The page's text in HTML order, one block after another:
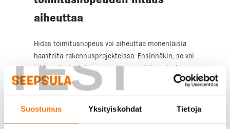
TEST
Suostumus Yksityiskohdat Tietoja
aiheuttaa
Hidas toimitusnopeus voi aiheuttaa monenlaisia
haasteita rakennusprojekteissa. Ensinnäkin, se voi
johtaa aikataulujen venymiseen, mikä puolestaan
lisää työvoimakustannuksia ja voi aiheuttaa
sakkomaksuja, jos projekti ei valmistu ajallaan.
Lisäksi, jos maa-ainekset eivät saavu ajoissa, voi